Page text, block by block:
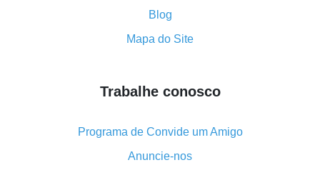
Código promocional do AliExpress - como ele
Como obter cashback no AliExpress - visão geral de
Cashback no AliExpress - avaliações de clientes
8% de cashback no AliExpress - poupar dinheiro de
Blog
Mapa do Site
Trabalhe conosco
Programa de Convide um Amigo
Anuncie-nos